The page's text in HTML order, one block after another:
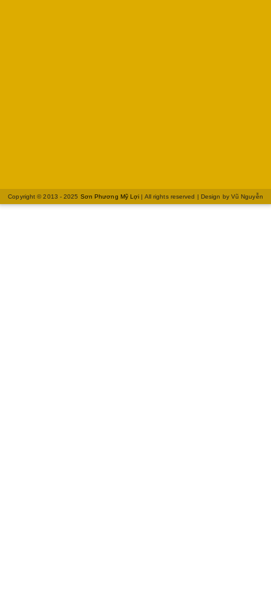
Copyright © 2013 - 2025 Sơn Phương Mỹ Lợi | All rights reserved | Design by Vũ Nguyễn